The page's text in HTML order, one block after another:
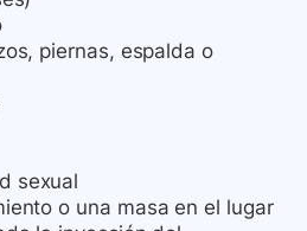
piernas, espalda o
sexual
o una masa en el lugar